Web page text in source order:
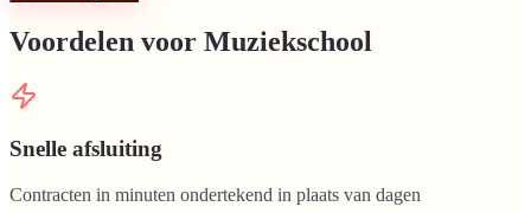
Voordelen voor Muziekschool
Snelle afsluiting
Contracten in minuten ondertekend in plaats van dagen